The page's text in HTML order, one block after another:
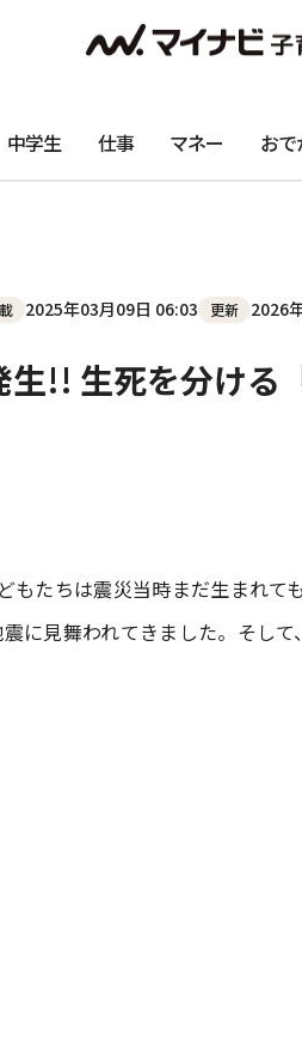
中学生 仕事 マネー お
2025年03月09日 06:03 更新 2026
!! 生死を分ける
たちは震災当時まだ生まれて
に見舞われてきました。そして